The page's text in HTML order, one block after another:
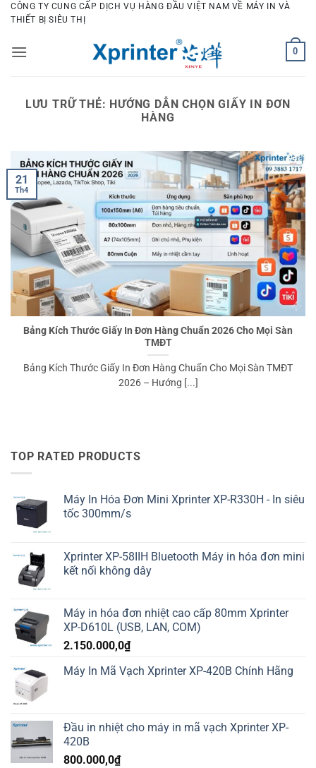
Bỏ
qua
dung
CÔNG TY CUNG CẤP DỊCH VỤ HÀNG ĐẦU VIỆT NAM VỀ MÁY IN VÀ
THIẾT BỊ SIÊU THỊ
0
LƯU TRỮ THẺ: HƯỚNG DẪN CHỌN GIẤY IN ĐƠN
HÀNG
Bảng Kích Thước Giấy In Đơn Hàng Chuẩn 2026 Cho Mọi Sàn
TMĐT
Bảng Kích Thước Giấy In Đơn Hàng Chuẩn Cho Mọi Sàn TMĐT
2026 – Hướng [...]
21
Th4
TOP RATED PRODUCTS
Máy In Hóa Đơn Mini Xprinter XP-R330H - In siêu
tốc 300mm/s
Xprinter XP-58IIH Bluetooth Máy in hóa đơn mini
kết nối không dây
Máy in hóa đơn nhiệt cao cấp 80mm Xprinter
XP-D610L (USB, LAN, COM)
2.150.000,0₫
Máy In Mã Vạch Xprinter XP-420B Chính Hãng
Đầu in nhiệt cho máy in mã vạch Xprinter XP-
420B
800.000,0₫